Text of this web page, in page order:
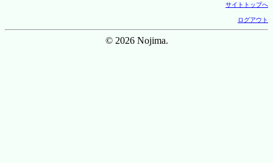
サイトトップへ
ログアウト
© 2026 Nojima.